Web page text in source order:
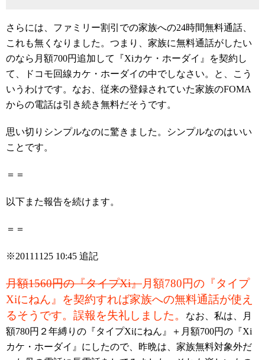
さらには、ファミリー割引での家族への24時間無料通話、
これも無くなりました。つまり、家族に無料通話がしたい
のなら月額700円追加して『Xiカケ・ホーダイ』を契約し
て、ドコモ回線カケ・ホーダイの中でしなさい。と、こう
いうわけです。なお、従来の登録されていた家族のFOMA
からの電話は引き続き無料だそうです。
思い切りシンプルなのに驚きました。シンプルなのはいい
ことです。
＝＝
以下また報告を続けます。
＝＝
※20111125 10:45 追記
月額1560円の『タイプXi』月額780円の『タイプ
Xiにねん』を契約すれば家族への無料通話が使え
るそうです。誤報を失礼しました。
なお、私は、月
額780円２年縛りの『タイプXiにねん』＋月額700円の『Xi
カケ・ホーダイ』にしたので、昨晩は、家族無料対象外だ